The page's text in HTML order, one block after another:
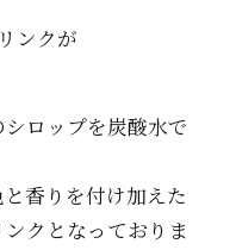
ンクが
ロップを炭酸水で
香りを付け加えた
クとなっておりま